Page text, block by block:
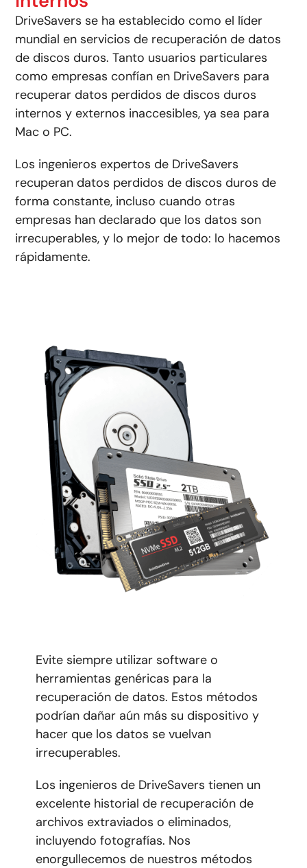
DriveSavers se ha establecido como el líder
mundial en servicios de recuperación de datos
de discos duros. Tanto usuarios particulares
como empresas confían en DriveSavers para
recuperar datos perdidos de discos duros
internos y externos inaccesibles, ya sea para
Mac o PC.
Los ingenieros expertos de DriveSavers
recuperan datos perdidos de discos duros de
forma constante, incluso cuando otras
empresas han declarado que los datos son
irrecuperables, y lo mejor de todo: lo hacemos
rápidamente.
Evite siempre utilizar software o
herramientas genéricas para la
recuperación de datos. Estos métodos
podrían dañar aún más su dispositivo y
hacer que los datos se vuelvan
irrecuperables.
Los ingenieros de DriveSavers tienen un
excelente historial de recuperación de
archivos extraviados o eliminados,
incluyendo fotografías. Nos
enorgullecemos de nuestros métodos